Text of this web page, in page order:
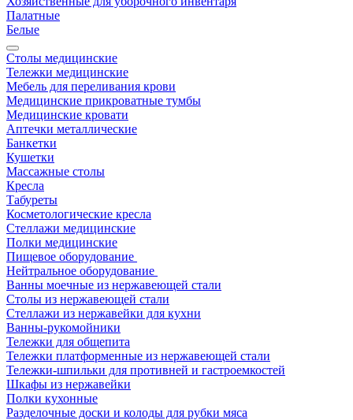
Палатные
Белые
Столы медицинские
Тележки медицинские
Мебель для переливания крови
Медицинские прикроватные тумбы
Медицинские кровати
Аптечки металлические
Банкетки
Кушетки
Массажные столы
Кресла
Табуреты
Косметологические кресла
Стеллажи медицинские
Полки медицинские
Пищевое оборудование
Нейтральное оборудование
Ванны моечные из нержавеющей стали
Столы из нержавеющей стали
Стеллажи из нержавейки для кухни
Ванны-рукомойники
Тележки для общепита
Тележки платформенные из нержавеющей стали
Тележки-шпильки для противней и гастроемкостей
Шкафы из нержавейки
Полки кухонные
Разделочные доски и колоды для рубки мяса